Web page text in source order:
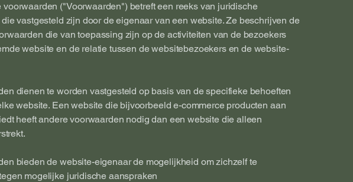
voorwaarden ("Voorwaarden") betreft een reeks van juridische
vastgesteld zijn door de eigenaar van een website. Ze beschrijven de
die van toepassing zijn op de activiteiten van de bezoekers
website en de relatie tussen de websitebezoekers en de website-
dienen te worden vastgesteld op basis van de specifieke behoeften
website. Een website die bijvoorbeeld e-commerce producten aan
heeft andere voorwaarden nodig dan een website die alleen
bieden de website-eigenaar de mogelijkheid om zichzelf te
mogelijke juridische aanspraken